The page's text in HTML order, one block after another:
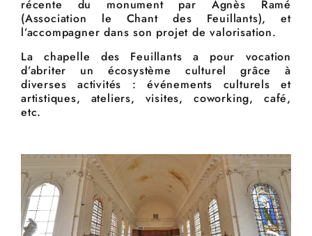
récente du monument par Agnès Ramé
(Association le Chant des Feuillants), et
l’accompagner dans son projet de valorisation.
La chapelle des Feuillants a pour vocation
d’abriter un écosystème culturel grâce à
diverses activités : événements culturels et
artistiques, ateliers, visites, coworking, café,
etc.